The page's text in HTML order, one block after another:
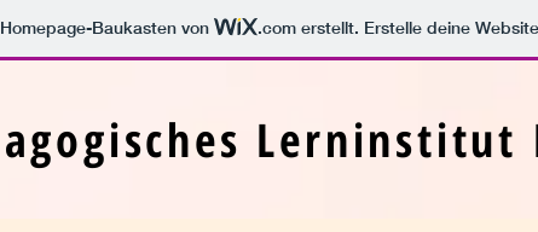
Baukasten von .com erstellt. Erstelle deine
Lerninstitut